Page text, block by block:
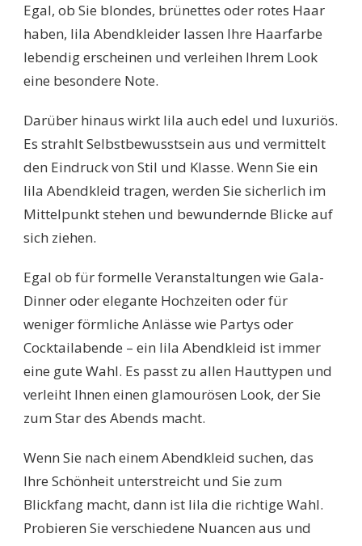
Egal, ob Sie blondes, brünettes oder rotes Haar
haben, lila Abendkleider lassen Ihre Haarfarbe
lebendig erscheinen und verleihen Ihrem Look
eine besondere Note.
Darüber hinaus wirkt lila auch edel und luxuriös.
Es strahlt Selbstbewusstsein aus und vermittelt
den Eindruck von Stil und Klasse. Wenn Sie ein
lila Abendkleid tragen, werden Sie sicherlich im
Mittelpunkt stehen und bewundernde Blicke auf
sich ziehen.
Egal ob für formelle Veranstaltungen wie Gala-
Dinner oder elegante Hochzeiten oder für
weniger förmliche Anlässe wie Partys oder
Cocktailabende – ein lila Abendkleid ist immer
eine gute Wahl. Es passt zu allen Hauttypen und
verleiht Ihnen einen glamourösen Look, der Sie
zum Star des Abends macht.
Wenn Sie nach einem Abendkleid suchen, das
Ihre Schönheit unterstreicht und Sie zum
Blickfang macht, dann ist lila die richtige Wahl.
Probieren Sie verschiedene Nuancen aus und